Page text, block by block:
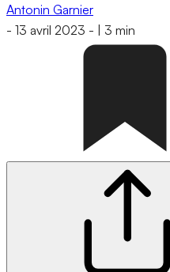
Antonin Garnier
- 13 avril 2023 - 3 min